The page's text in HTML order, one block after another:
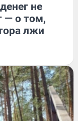
не
— о том,
лжи